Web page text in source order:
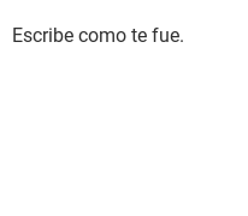
Escribe como te fue.